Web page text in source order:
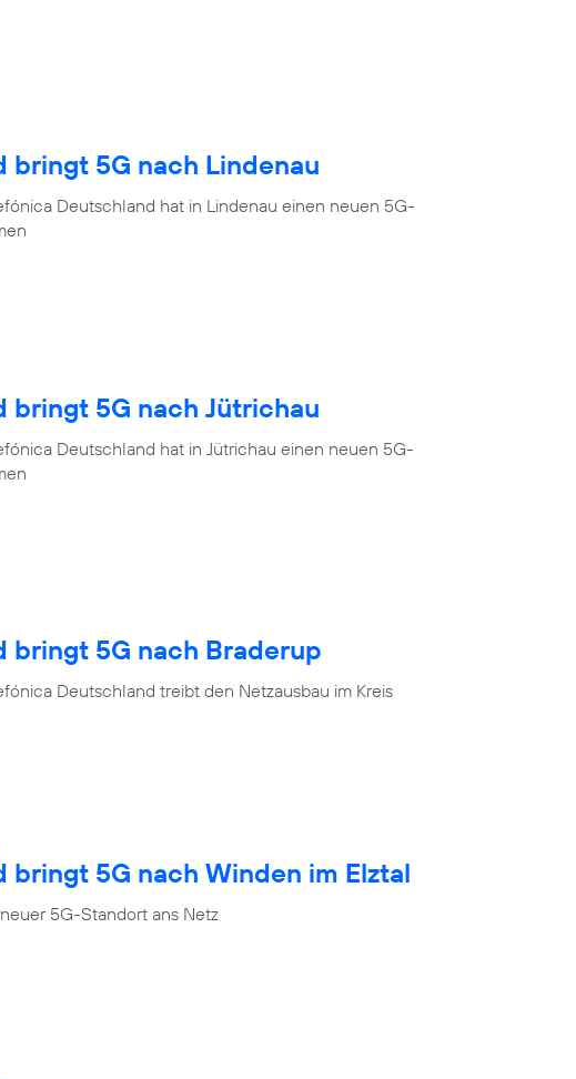
bringt 5G nach Lindenau
Deutschland hat in Lindenau einen neuen 5G-
bringt 5G nach Jütrichau
Deutschland hat in Jütrichau einen neuen 5G-
bringt 5G nach Braderup
Deutschland treibt den Netzausbau im Kreis
5G nach Winden im Elztal
5G-Standort ans Netz